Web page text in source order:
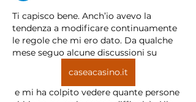
Ti capisco bene. Anch’io avevo la
tendenza a modificare continuamente
le regole che mi ero dato. Da qualche
mese seguo alcune discussioni su
caseacasino.it
e mi ha colpito vedere quante persone